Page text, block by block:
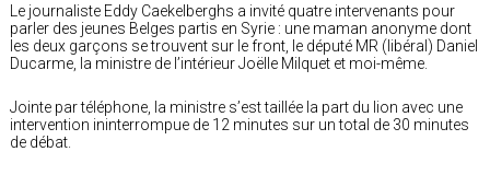
Le journaliste Eddy Caekelberghs a invité quatre intervenants pour
parler des jeunes Belges partis en Syrie : une maman anonyme dont
les deux garçons se trouvent sur le front, le député MR (libéral) Daniel
Ducarme, la ministre de l’intérieur Joëlle Milquet et moi-même.
Jointe par téléphone, la ministre s’est taillée la part du lion avec une
intervention ininterrompue de 12 minutes sur un total de 30 minutes
de débat.